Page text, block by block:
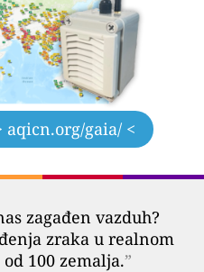
aqicn.org/gaia/ <
zagađen vazduh?
zraka u realnom
100 zemalja.”